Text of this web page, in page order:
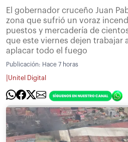
El gobernador cruceño Juan
zona que sufrió un voraz
puestos y mercadería de
que este viernes dejen trabajar
aplacar todo el fuego
Publicación: Hace 7 horas
Unitel Digital